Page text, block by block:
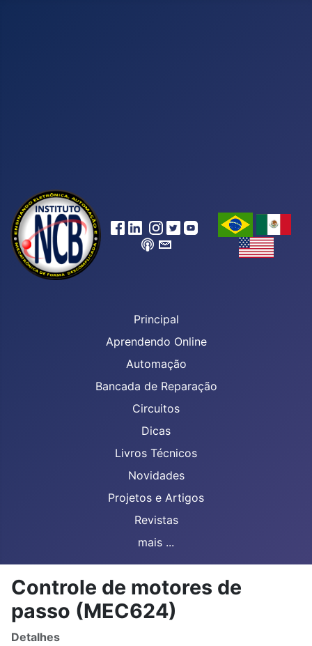
Principal
Aprendendo Online
Automação
Bancada de Reparação
Circuitos
Dicas
Livros Técnicos
Novidades
Projetos e Artigos
Revistas
mais ...
Controle de motores de
passo (MEC624)
Detalhes